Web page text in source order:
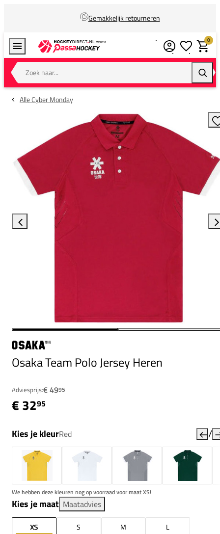
Gemakkelijk retourneren
Zoek naar...
0
Alle Cyber Monday
Osaka Team Polo Jersey Heren
Adviesprijs:€ 4995
€ 3295
Kies je kleurRed /
We hebben deze kleuren nog op voorraad voor maat XS!
Kies je maat Maatadvies
XS S M
L